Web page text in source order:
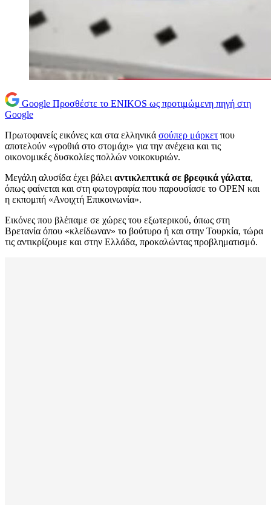
Google Προσθέστε το ENIKOS ως προτιμώμενη πηγή στη
Google
Πρωτοφανείς εικόνες και στα ελληνικά σούπερ μάρκετ που
αποτελούν «γροθιά στο στομάχι» για την ανέχεια και τις
οικονομικές δυσκολίες πολλών νοικοκυριών.
Μεγάλη αλυσίδα έχει βάλει αντικλεπτικά σε βρεφικά γάλατα,
όπως φαίνεται και στη φωτογραφία που παρουσίασε το OPEN και
η εκπομπή «Ανοιχτή Επικοινωνία».
Εικόνες που βλέπαμε σε χώρες του εξωτερικού, όπως στη
Βρετανία όπου «κλείδωναν» το βούτυρο ή και στην Τουρκία, τώρα
τις αντικρίζουμε και στην Ελλάδα, προκαλώντας προβληματισμό.